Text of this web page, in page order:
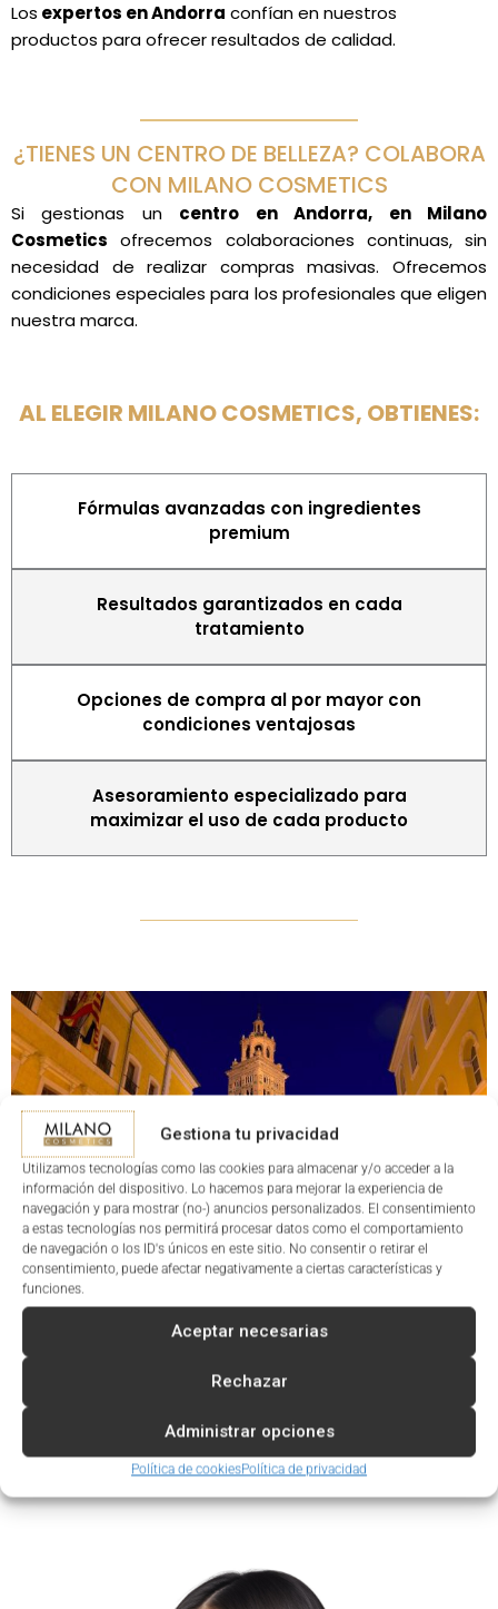
Gestiona tu privacidad
Utilizamos tecnologías como las cookies para almacenar y/o acceder a la
información del dispositivo. Lo hacemos para mejorar la experiencia de
navegación y para mostrar (no-) anuncios personalizados. El consentimiento
a estas tecnologías nos permitirá procesar datos como el comportamiento
de navegación o los ID's únicos en este sitio. No consentir o retirar el
consentimiento, puede afectar negativamente a ciertas características y
funciones.
Aceptar necesarias
Rechazar
Administrar opciones
Política de cookiesPolítica de privacidad
Los expertos en Andorra confían en nuestros
productos para ofrecer resultados de calidad.
¿TIENES UN CENTRO DE BELLEZA? COLABORA
CON MILANO COSMETICS
Si gestionas un centro en Andorra, en Milano
Cosmetics ofrecemos colaboraciones continuas, sin
necesidad de realizar compras masivas. Ofrecemos
condiciones especiales para los profesionales que eligen
nuestra marca.
AL ELEGIR MILANO COSMETICS, OBTIENES:
Fórmulas avanzadas con ingredientes
premium
Resultados garantizados en cada
tratamiento
Opciones de compra al por mayor con
condiciones ventajosas
Asesoramiento especializado para
maximizar el uso de cada producto
VISITA NUESTRA TIENDA ONLINE
Y EXPLORA TODOS
NUESTROS PRODUCTOS PROFESIONALES. ENCUENTRA LA
OPCIÓN PERFECTA PARA TUS CLIENTES.
CENTRO EN ANDORRA
MILANO COSMETICS. ¡CONTÁCTANOS Y TRANSFORMA LA
EXPERIENCIA DE TUS CLIENTES CON PRODUCTOS
CAPILARES DE ALTA CALIDAD!